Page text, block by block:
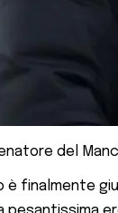
del
è finalmente